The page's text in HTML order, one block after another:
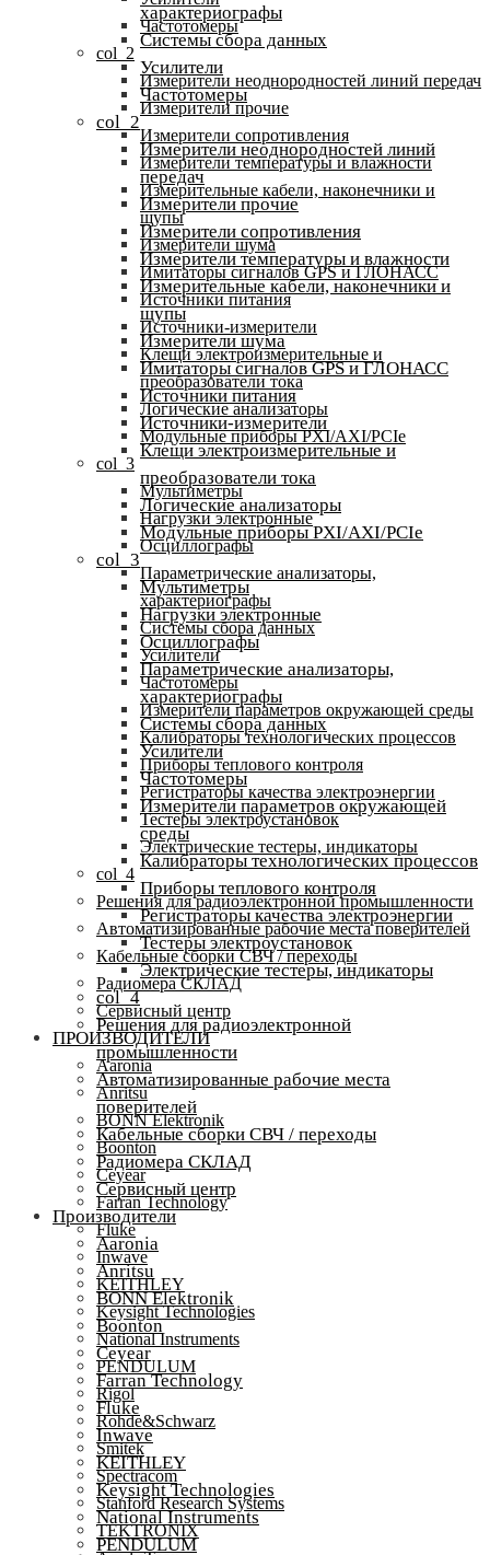
Частотомеры
col_2
Измерители неоднородностей линий передач
Измерители прочие
Измерители сопротивления
Измерители температуры и влажности
Измерительные кабели, наконечники и
щупы
Измерители шума
Имитаторы сигналов GPS и ГЛОНАСС
Источники питания
Источники-измерители
Клещи электроизмерительные и
преобразователи тока
Логические анализаторы
Модульные приборы PXI/AXI/PCIe
col_3
Мультиметры
Нагрузки электронные
Осциллографы
Параметрические анализаторы,
характериографы
Системы сбора данных
Усилители
Частотомеры
Измерители параметров окружающей среды
Калибраторы технологических процессов
Приборы теплового контроля
Регистраторы качества электроэнергии
Тестеры электроустановок
Электрические тестеры, индикаторы
col_4
Решения для радиоэлектронной промышленности
Автоматизированные рабочие места поверителей
Кабельные сборки СВЧ / переходы
Радиомера СКЛАД
Сервисный центр
ПРОИЗВОДИТЕЛИ
Aaronia
Anritsu
BONN Elektronik
Boonton
Ceyear
Farran Technology
Fluke
Inwave
KEITHLEY
Keysight Technologies
National Instruments
PENDULUM
Rigol
Rohde&Schwarz
Smitek
Spectracom
Stanford Research Systems
TEKTRONIX
характериографы
Системы сбора данных
Усилители
Частотомеры
col_2
Измерители неоднородностей линий
передач
Измерители прочие
Измерители сопротивления
Измерители температуры и влажности
Измерительные кабели, наконечники и
щупы
Измерители шума
Имитаторы сигналов GPS и ГЛОНАСС
Источники питания
Источники-измерители
Клещи электроизмерительные и
преобразователи тока
Логические анализаторы
Модульные приборы PXI/AXI/PCIe
col_3
Мультиметры
Нагрузки электронные
Осциллографы
Параметрические анализаторы,
характериографы
Системы сбора данных
Усилители
Частотомеры
Измерители параметров окружающей
среды
Калибраторы технологических процессов
Приборы теплового контроля
Регистраторы качества электроэнергии
Тестеры электроустановок
Электрические тестеры, индикаторы
col_4
Решения для радиоэлектронной
промышленности
Автоматизированные рабочие места
поверителей
Кабельные сборки СВЧ / переходы
Радиомера СКЛАД
Сервисный центр
Производители
Aaronia
Anritsu
BONN Elektronik
Boonton
Ceyear
Farran Technology
Fluke
Inwave
KEITHLEY
Keysight Technologies
National Instruments
PENDULUM